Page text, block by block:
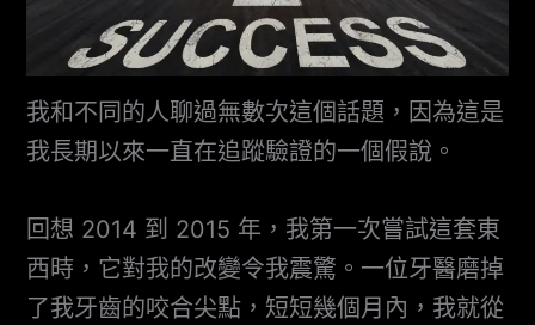
我和不同的人聊過無數次這個話題，因為這是
我長期以來一直在追蹤驗證的一個假說。
回想 2014 到 2015 年，我第一次嘗試這套東
西時，它對我的改變令我震驚。一位牙醫磨掉
了我牙齒的咬合尖點，短短幾個月內，我就從